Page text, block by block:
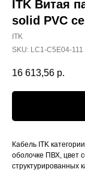
ITK Витая
solid PVC
ITK
SKU: LC1-C5E04-111
16 613,56 р.
Кабель ITK
оболочке ПВХ, цвет
структурированных